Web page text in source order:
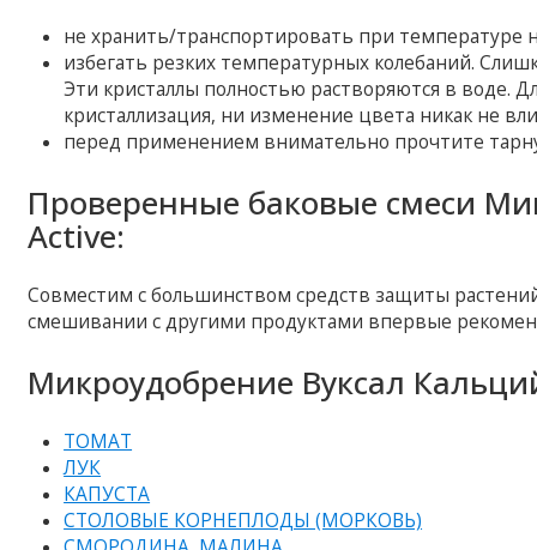
не хранить/транспортировать при температуре
избегать резких температурных колебаний.
Эти кристаллы полностью растворяются в воде.
кристаллизация, ни изменение цвета никак не
перед применением внимательно прочтите
Проверенные баковые смеси
Active:
Совместим с большинством средств защиты
смешивании с другими продуктами впервые
Микроудобрение Вуксал
ТОМАТ
ЛУК
КАПУСТА
СТОЛОВЫЕ КОРНЕПЛОДЫ (МОРКОВЬ)